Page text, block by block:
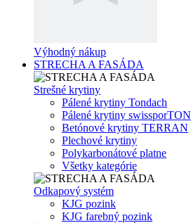
Výhodný nákup
STRECHA A FASÁDA
Strešné krytiny
Pálené krytiny Tondach
Pálené krytiny swissporTON
Betónové krytiny TERRAN
Plechové krytiny
Polykarbonátové platne
Všetky kategórie
Odkapový systém
KJG pozink
KJG farebný pozink